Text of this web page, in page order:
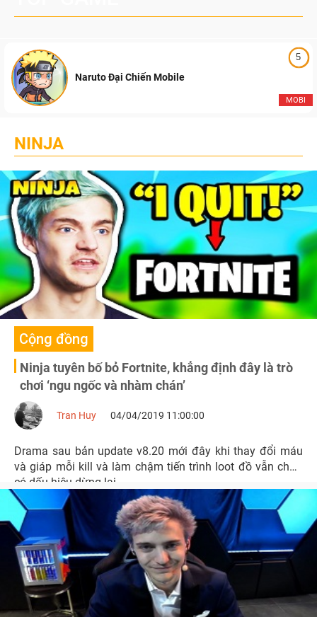
5
MOBI
Naruto Đại Chiến Mobile
NINJA
Cộng đồng
Ninja tuyên bố bỏ Fortnite, khẳng định đây là trò
chơi ‘ngu ngốc và nhàm chán’
Tran Huy 04/04/2019 11:00:00
Drama sau bản update v8.20 mới đây khi thay đổi máu
và giáp mỗi kill và làm chậm tiến trình loot đồ vẫn chưa
có dấu hiệu dừng lại.